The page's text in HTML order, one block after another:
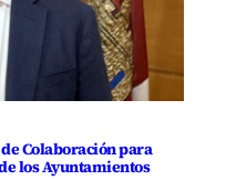
Colaboración para
los Ayuntamientos